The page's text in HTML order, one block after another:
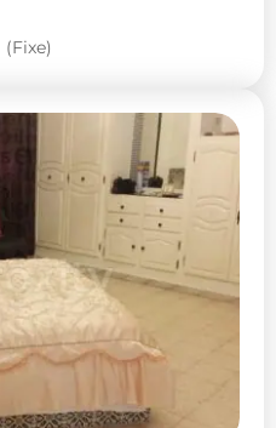
(Fixe)